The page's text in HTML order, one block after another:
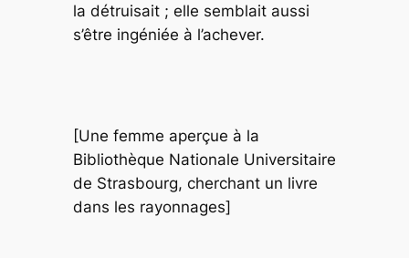
la détruisait ; elle semblait aussi
s’être ingéniée à l’achever.
[Une femme aperçue à la
Bibliothèque Nationale Universitaire
de Strasbourg, cherchant un livre
dans les rayonnages]